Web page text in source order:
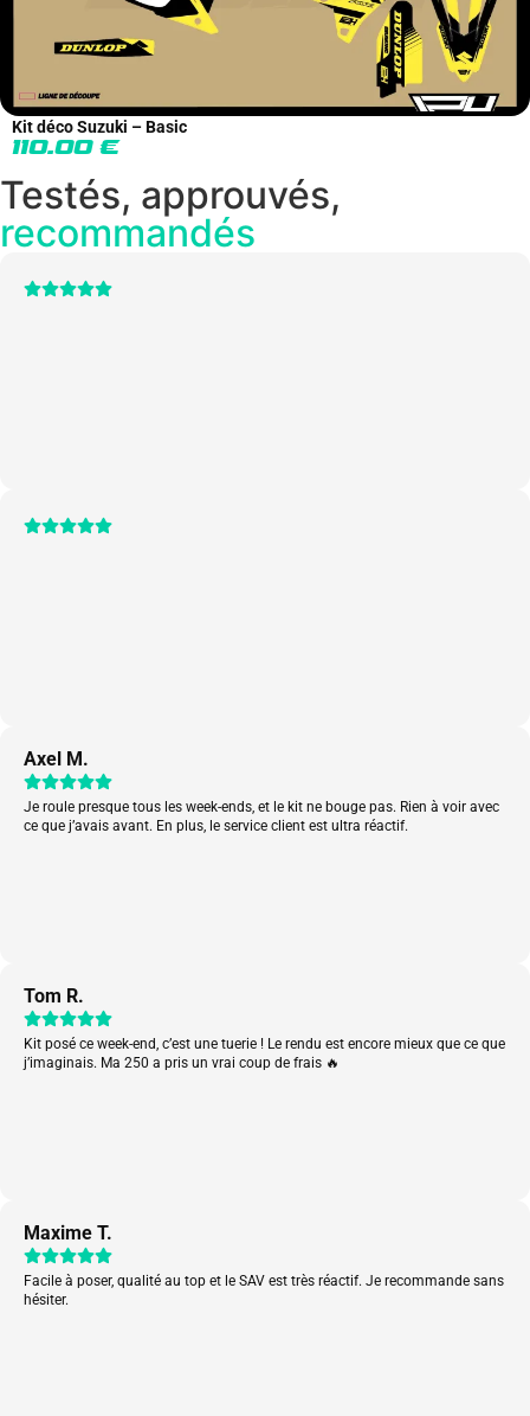
Kit déco Suzuki – Basic
110.00 €
Testés, approuvés,
recommandés
Axel M.
Je roule presque tous les week-ends, et le kit ne bouge pas. Rien à voir avec
ce que j’avais avant. En plus, le service client est ultra réactif.
Tom R.
Kit posé ce week-end, c’est une tuerie ! Le rendu est encore mieux que ce que
j’imaginais. Ma 250 a pris un vrai coup de frais 🔥
Maxime T.
Facile à poser, qualité au top et le SAV est très réactif. Je recommande sans
hésiter.